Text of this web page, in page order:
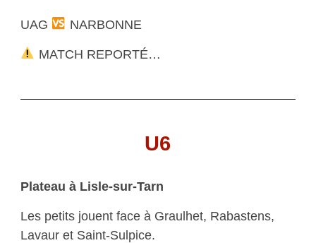
UAG
NARBONNE
MATCH REPORTÉ…
U6
Plateau à Lisle-sur-Tarn
Les petits jouent face à Graulhet, Rabastens,
Lavaur et Saint-Sulpice.